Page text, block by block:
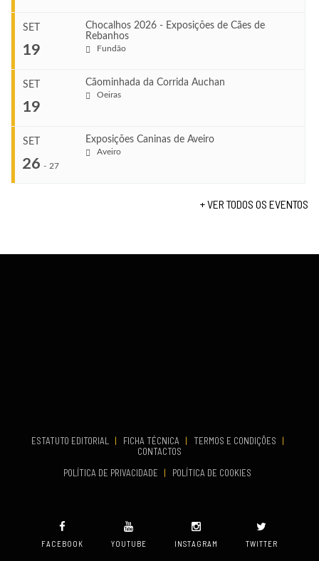
Ago 22, 2026
Ago 23, 2026
VENUE
Set 11, 2026
Set 12, 2026
VENUE
SET
19
Chocalhos 2026 - Exposições de Cães de
Rebanhos
Fundão
Set 19, 2026
SET
19
Cãominhada da Corrida Auchan
Oeiras
SET
26 - 27
Exposições Caninas de Aveiro
Aveiro
+ VER TODOS OS EVENTOS
ESTATUTO EDITORIAL | FICHA TÉCNICA | TERMOS E CONDIÇÕES
|
CONTACTOS
POLÍTICA DE PRIVACIDADE
| POLÍTICA DE COOKIES
FACEBOOK YOUTUBE INSTAGRAM TWITTER